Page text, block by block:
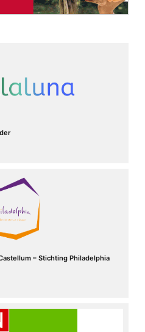
– Stichting Philadelphia